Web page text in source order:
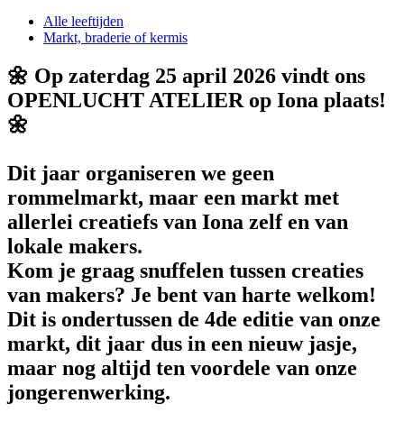
Alle leeftijden
Markt, braderie of kermis
🌼 Op zaterdag 25 april 2026 vindt ons
OPENLUCHT ATELIER op Iona plaats!
🌼
Dit jaar organiseren we geen
rommelmarkt, maar een markt met
allerlei creatiefs van Iona zelf en van
lokale makers.
Kom je graag snuffelen tussen creaties
van makers? Je bent van harte welkom!
Dit is ondertussen de 4de editie van onze
markt, dit jaar dus in een nieuw jasje,
maar nog altijd ten voordele van onze
jongerenwerking.